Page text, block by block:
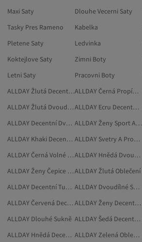
Maxi Saty Dlouhe Vecerni Saty
Tasky Pres Rameno
Kabelka
Pletene Saty
Ledvinka
Koktejlove Saty
Zimni Boty
Letni Saty
Pracovni Boty
ALLDAY Žlutá Decentní Dvoudílné Sady
ALLDAY Černá Propínací Svetry
ALLDAY Žlutá Dvoudílné Sady
ALLDAY Ecru Decentní Oděvy
ALLDAY Decentní Dvoudílné Sady
ALLDAY Ženy Sport A Příroda
ALLDAY Khaki Decentní Oděvy
ALLDAY Svetry A Propínací Svetry
ALLDAY Černá Volné Propínací Svetry
ALLDAY Hnědá Dvoudílné Sady
ALLDAY Ženy Čepice A AbájeALLDAY Žlutá Oblečení
ALLDAY Decentní Tuniky
ALLDAY Dvoudílné Sady
ALLDAY Červená Decentní Oděvy
ALLDAY Ženy Decentní Kabáty
ALLDAY Dlouhé Sukně
ALLDAY Šedá Decentní Oděvy
ALLDAY Hnědá Decentní Dvoudílné Sady
ALLDAY Zelená Oblečení